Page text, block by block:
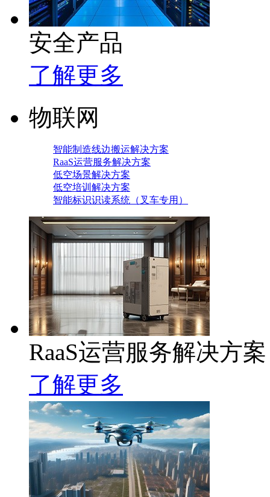
安全产品
了解更多
物联网
智能制造线边搬运解决方案
RaaS运营服务解决方案
低空场景解决方案
低空培训解决方案
智能标识识读系统（叉车专用）
RaaS运营服务解决方案
了解更多